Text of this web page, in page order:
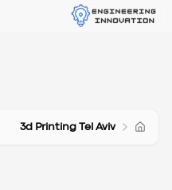
3d Printing Tel Aviv